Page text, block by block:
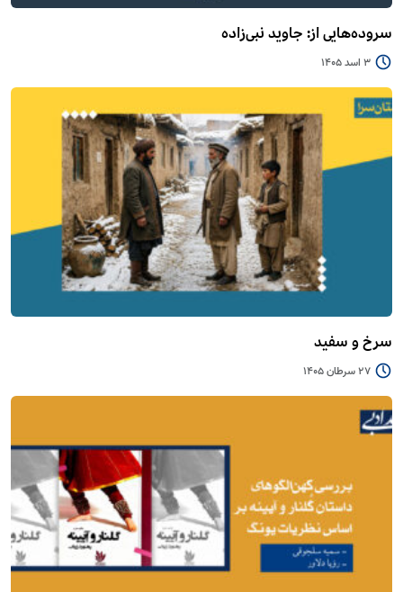
سروده‌هایی از: جاوید نبی‌زاده
3 اسد 1405
سرخ و سفید
27 سرطان 1405